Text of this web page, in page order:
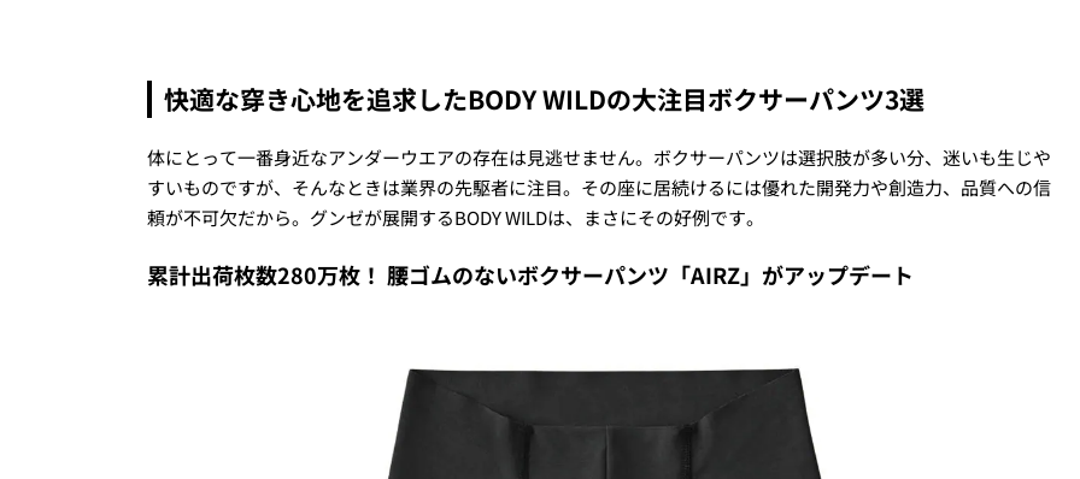
快適な穿き心地を追求したBODY WILDの大注目ボクサーパンツ3選
体にとって一番身近なアンダーウエアの存在は見逃せません。ボクサーパンツは選択肢が多い分、迷いも生じや
すいものですが、そんなときは業界の先駆者に注目。その座に居続けるには優れた開発力や創造力、品質への信
頼が不可欠だから。グンゼが展開するBODY WILDは、まさにその好例です。
累計出荷枚数280万枚！ 腰ゴムのないボクサーパンツ「AIRZ」がアップデート